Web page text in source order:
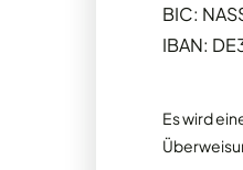
BIC:
IBAN:
Es wird